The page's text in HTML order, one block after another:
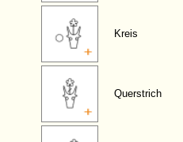
Kreis
Querstrich